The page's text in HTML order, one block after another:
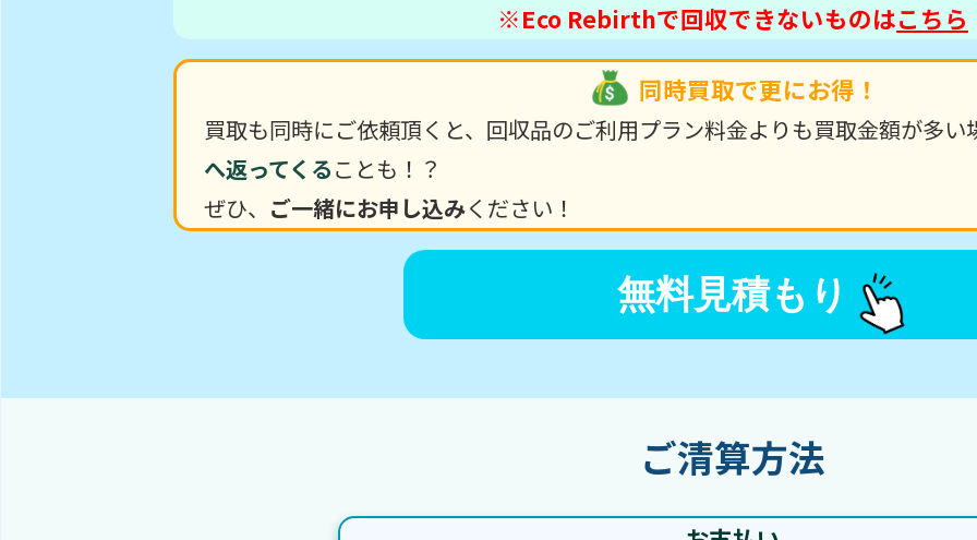
※Eco Rebirthで回収できないものはこちら
同時買取で更にお得！
買取も同時にご依頼頂くと、回収品のご利用プラン料金よりも買取金額が多い
へ返ってくることも！？
ぜひ、 ご一緒にお申し込みください！
無料見積もり
ご清算方法